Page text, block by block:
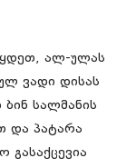
ალ-ულას
ვადი დისას
სალმანის
და პატარა
გასაქცევია